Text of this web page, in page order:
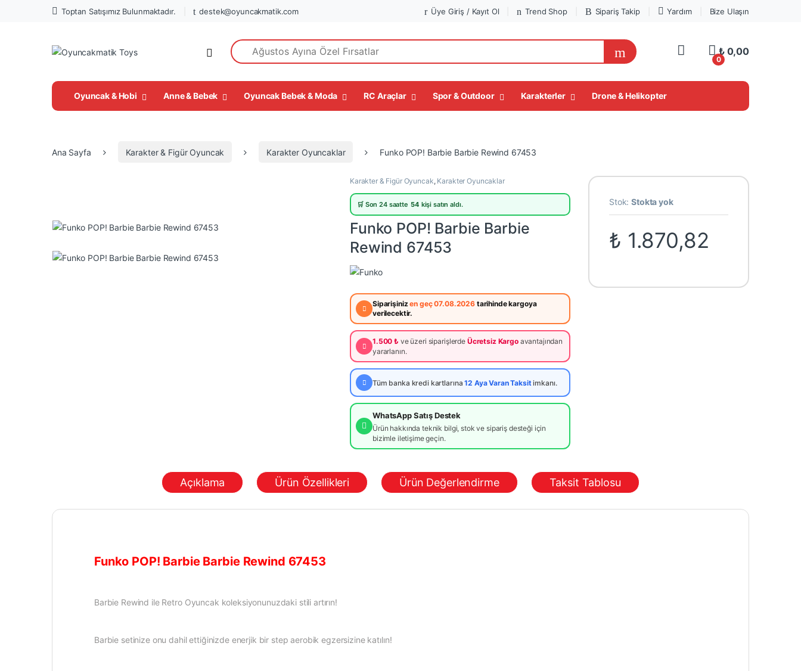
Toptan Satışımız Bulunmaktadır. destek@oyuncakmatik.com Üye Giriş / Kayıt Ol Trend Shop Sipariş Takip Yardım Bize Ulaşın
Open
Search for:
My Account
0
₺0,00
Oyuncak & Hobi Anne & Bebek Oyuncak Bebek & Moda RC Araçlar Spor & Outdoor Karakterler Drone & Helikopter
Ana Sayfa Karakter & Figür Oyuncak Karakter Oyuncaklar Funko POP! Barbie Barbie Rewind 67453
Karakter & Figür Oyuncak, Karakter Oyuncaklar
🛒 Son 24 saatte 54 kişi satın aldı.
Funko POP! Barbie Barbie
Rewind 67453
Siparişinizen geç 07.08.2026tarihinde kargoya
verilecektir.
1.500 ₺ ve üzeri siparişlerde Ücretsiz Kargoavantajından
yararlanın.
Tüm banka kredi kartlarına12 Aya Varan Taksitimkanı.
WhatsApp Satış Destek
Ürün hakkında teknik bilgi, stok ve sipariş desteği için
bizimle iletişime geçin.
Stok:Stokta yok
₺ 1.870,82
Açıklama Ürün Özellikleri Ürün Değerlendirme Taksit Tablosu
Funko POP! Barbie Barbie Rewind 67453
Barbie Rewind ile Retro Oyuncak koleksiyonunuzdaki stili artırın!
Barbie setinize onu dahil ettiğinizde enerjik bir step aerobik egzersizine katılın!